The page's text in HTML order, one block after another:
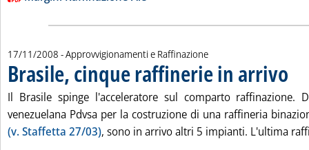
17/11/2008 - Approvvigionamenti e Raffinazione
Brasile, cinque raffinerie in arrivo
Il Brasile spinge l'acceleratore sul comparto raffinazione.
venezuelana Pdvsa per la costruzione di una raffineria
(v. Staffetta 27/03), sono in arrivo altri 5 impianti. L'ultima